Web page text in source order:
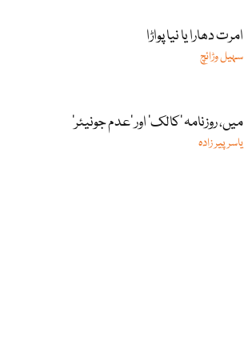
امرت دھارا یا نیا پواڑا
سہیل وڑائچ
میں، روزنامہ ’کالک‘ اور ’عدم جونیئر‘
یاسر پیر زادہ